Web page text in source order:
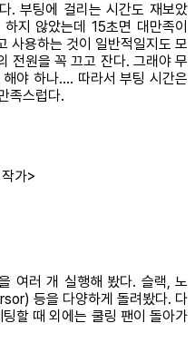
. 부팅에 걸리는 시간도 재보았
지 않았는데 15초면 대만족이
사용하는 것이 일반적일지도 모
전원을 꼭 끄고 잔다. 그래야 무
야 하나…. 따라서 부팅 시간은
족스럽다.
가>
여러 개 실행해 봤다. 슬랙, 노
등을 다양하게 돌려봤다. 다
할 때 외에는 쿨링 팬이 돌아가